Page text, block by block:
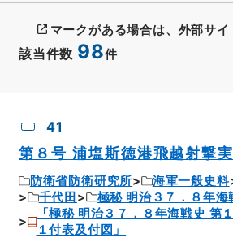
該当件数 98件
マークがある場合は、外部サイ
41
第８号 浦塩斯徳港飛越射撃
防衛省防衛研究所 海軍一般史料
千代田
極秘 明治３７．８年海
「極秘 明治３７．８年海戦史 第
１付表及付図」